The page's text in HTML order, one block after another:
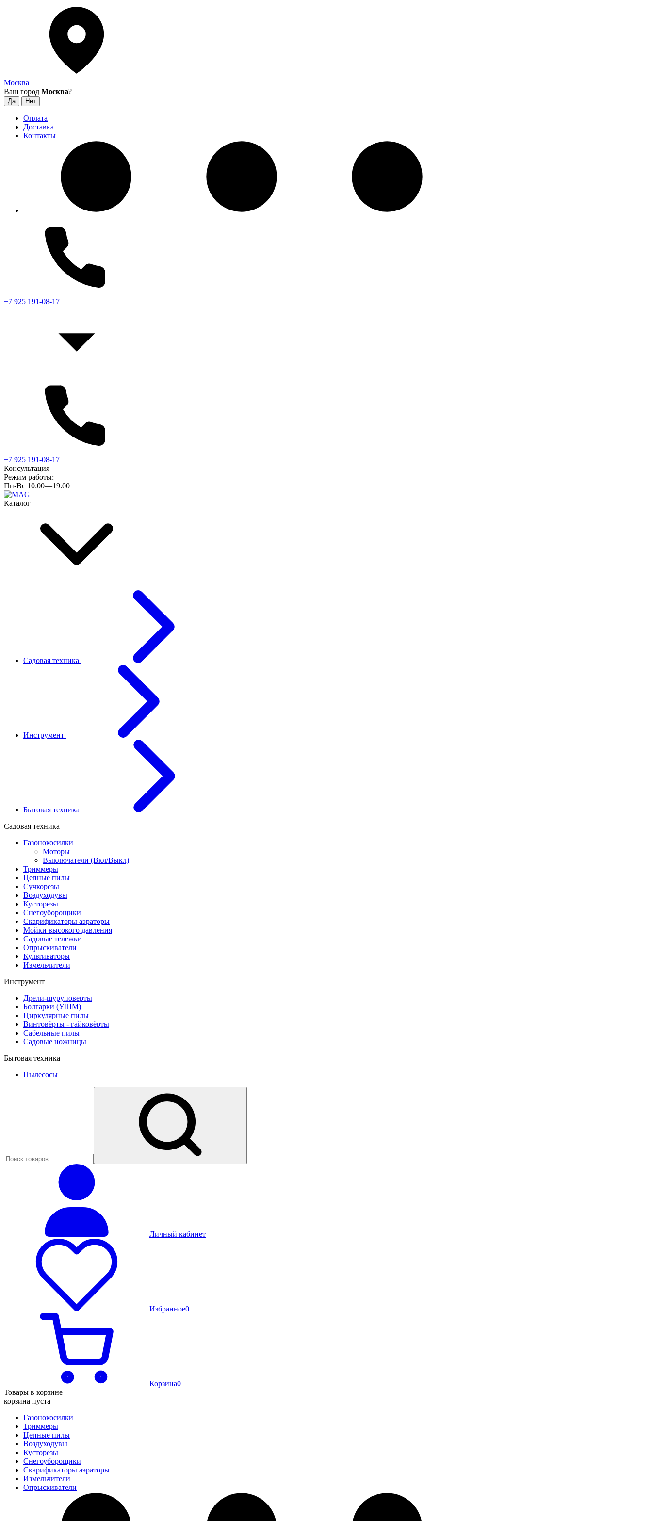
Москва
Ваш город Москва?
Оплата
Доставка
Контакты
+7 925 191-08-17
+7 925 191-08-17
Консультация
Режим работы:
Пн-Вс 10:00—19:00
Каталог
Садовая техника
Инструмент
Бытовая техника
Садовая техника
Газонокосилки
Моторы
Выключатели (Вкл/Выкл)
Триммеры
Цепные пилы
Cучкорезы
Воздуходувы
Кусторезы
Снегоуборощики
Скарификаторы аэраторы
Мойки высокого давления
Садовые тележки
Опрыскиватели
Культиваторы
Измельчители
Инструмент
Дрели-шуруповерты
Болгарки (УШМ)
Циркулярные пилы
Винтовёрты - гайковёрты
Сабельные пилы
Садовые ножницы
Бытовая техника
Пылесосы
Личный кабинет
Избранное0
Корзина0
Товары в корзине
корзина пуста
Газонокосилки
Триммеры
Цепные пилы
Воздуходувы
Кусторезы
Снегоуборощики
Скарификаторы аэраторы
Измельчители
Опрыскиватели